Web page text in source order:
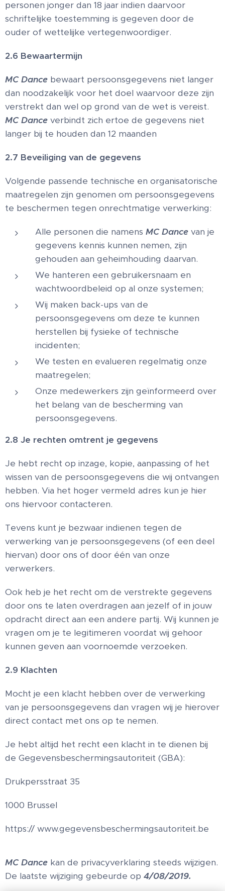
personen jonger dan 18 jaar indien daarvoor
schriftelijke toestemming is gegeven door de
ouder of wettelijke vertegenwoordiger.
2.6 Bewaartermijn
MC Dance bewaart persoonsgegevens niet langer
dan noodzakelijk voor het doel waarvoor deze zijn
verstrekt dan wel op grond van de wet is vereist.
MC Dance verbindt zich ertoe de gegevens niet
langer bij te houden dan 12 maanden
2.7 Beveiliging van de gegevens
Volgende passende technische en organisatorische
maatregelen zijn genomen om persoonsgegevens
te beschermen tegen onrechtmatige verwerking:
Alle personen die namens MC Dance van je
gegevens kennis kunnen nemen, zijn
gehouden aan geheimhouding daarvan.
We hanteren een gebruikersnaam en
wachtwoordbeleid op al onze systemen;
Wij maken back-ups van de
persoonsgegevens om deze te kunnen
herstellen bij fysieke of technische
incidenten;
We testen en evalueren regelmatig onze
maatregelen;
Onze medewerkers zijn geïnformeerd over
het belang van de bescherming van
persoonsgegevens.
2.8 Je rechten omtrent je gegevens
Je hebt recht op inzage, kopie, aanpassing of het
wissen van de persoonsgegevens die wij ontvangen
hebben. Via het hoger vermeld adres kun je hier
ons hiervoor contacteren.
Tevens kunt je bezwaar indienen tegen de
verwerking van je persoonsgegevens (of een deel
hiervan) door ons of door één van onze
verwerkers.
Ook heb je het recht om de verstrekte gegevens
door ons te laten overdragen aan jezelf of in jouw
opdracht direct aan een andere partij. Wij kunnen je
vragen om je te legitimeren voordat wij gehoor
kunnen geven aan voornoemde verzoeken.
2.9 Klachten
Mocht je een klacht hebben over de verwerking
van je persoonsgegevens dan vragen wij je hierover
direct contact met ons op te nemen.
Je hebt altijd het recht een klacht in te dienen bij
de Gegevensbeschermingsautoriteit (GBA):
Drukpersstraat 35
1000 Brussel
https:// www.gegevensbeschermingsautoriteit.be
MC Dance kan de privacyverklaring steeds wijzigen.
De laatste wijziging gebeurde op 4/08/2019.